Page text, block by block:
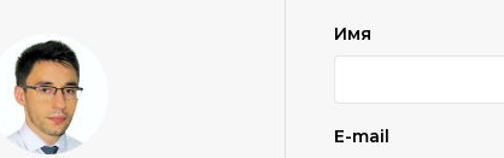
Имя
E-mail